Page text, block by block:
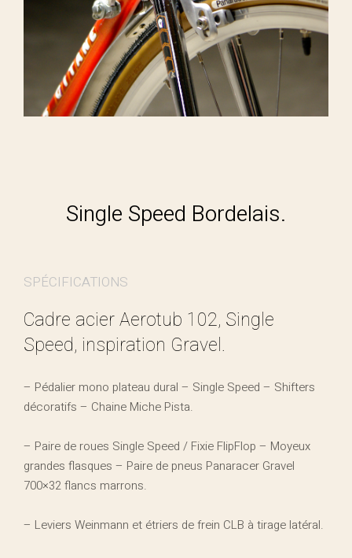
Single Speed Bordelais.
SPÉCIFICATIONS
Cadre acier Aerotub 102, Single
Speed, inspiration Gravel.
– Pédalier mono plateau dural – Single Speed – Shifters
décoratifs – Chaine Miche Pista.
– Paire de roues Single Speed / Fixie FlipFlop – Moyeux
grandes flasques – Paire de pneus Panaracer Gravel
700×32 flancs marrons.
– Leviers Weinmann et étriers de frein CLB à tirage latéral.